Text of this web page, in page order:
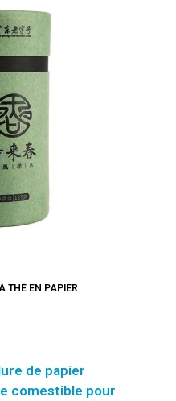
THÉ EN PAPIER
de papier
comestible pour